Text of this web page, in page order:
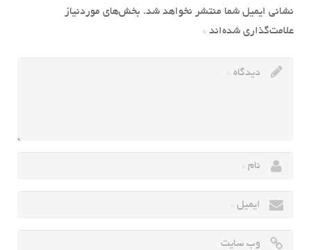
نشانی ایمیل شما منتشر نخواهد شد. بخش‌های موردنیاز
علامت‌گذاری شده‌اند *